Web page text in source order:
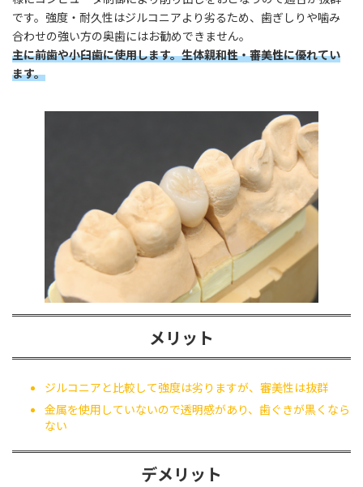
です。強度・耐久性はジルコニアより劣るため、歯ぎしりや噛み
合わせの強い方の奥歯にはお勧めできません。
主に前歯や小臼歯に使用します。生体親和性・審美性に優れてい
ます。
メリット
ジルコニアと比較して強度は劣りますが、審美性は抜群
金属を使用していないので透明感があり、歯ぐきが黒くなら
ない
デメリット